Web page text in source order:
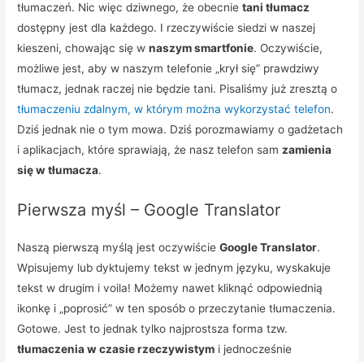
tłumaczeń. Nic więc dziwnego, że obecnietani tłumacz
dostępny jest dla każdego. I rzeczywiście siedzi w naszej
kieszeni, chowając się wnaszym smartfonie. Oczywiście,
możliwe jest, aby w naszym telefonie „krył się” prawdziwy
tłumacz, jednak raczej nie będzie tani. Pisaliśmy już zresztą o
tłumaczeniu zdalnym, w którym można wykorzystać telefon.
Dziś jednak nie o tym mowa. Dziś porozmawiamy o gadżetach
i aplikacjach, które sprawiają, że nasz telefon samzamienia
się w tłumacza.
Pierwsza myśl – Google Translator
Naszą pierwszą myślą jest oczywiścieGoogle Translator.
Wpisujemy lub dyktujemy tekst w jednym języku, wyskakuje
tekst w drugim i voila! Możemy nawet kliknąć odpowiednią
ikonkę i „poprosić” w ten sposób o przeczytanie tłumaczenia.
Gotowe. Jest to jednak tylko najprostsza forma tzw.
tłumaczenia w czasie rzeczywistym i jednocześnie